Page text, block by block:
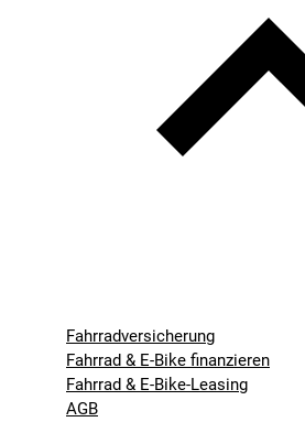
Fahrradversicherung
Fahrrad & E-Bike finanzieren
Fahrrad & E-Bike-Leasing
AGB